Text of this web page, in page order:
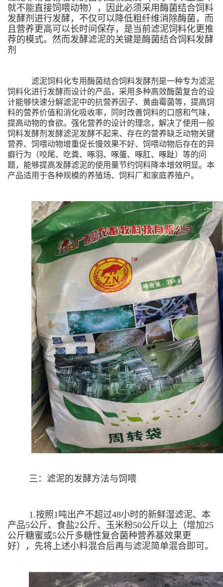
就不能直接饲喂动物），因此必须采用酶菌结合饲料
发酵剂进行发酵，不仅可以降低粗纤维消除酶菌，而
且营养更高可以长时间保存，是当前滤泥饲料化更推
荐的模式。然而发酵滤泥的关键是酶菌结合饲料发酵
剂
滤泥饲料化专用酶菌结合饲料发酵剂是一种专为滤泥
饲料化进行发酵而设计的产品，采用多种高效酶菌复合的设
计能够快速分解滤泥中的抗营养因子、黄曲霉菌等，提高饲
料的营养价值和消化吸收率，同时改善饲料的口感和气味，
提高动物的食欲。强化营养的设计的理念，解决了使用一般
饲料发酵剂发酵滤泥发酵不起来、存在的营养缺乏动物关键
营养、饲喂动物增重促长慢效果不好、饲喂动物后存在的异
癖行为（咬尾、吃粪、 啄羽、啄蛋、啄肛、啄趾）等的问
题，能够提高发酵滤泥的使用量节约饲料降本增效明显。本
产品适用于各种规模的养殖场、饲料厂和家庭养殖户。
三：滤泥的发酵方法与饲喂
1.按照1吨出产不超过48小时的新鲜湿滤泥、本
产品5公斤、食盐2公斤、玉米粉50公斤以上（增加25
公斤糖蜜或5公斤多糖性复合菌种营养基效果更
好），先将上述小料混合后再与滤泥简单混合即可。